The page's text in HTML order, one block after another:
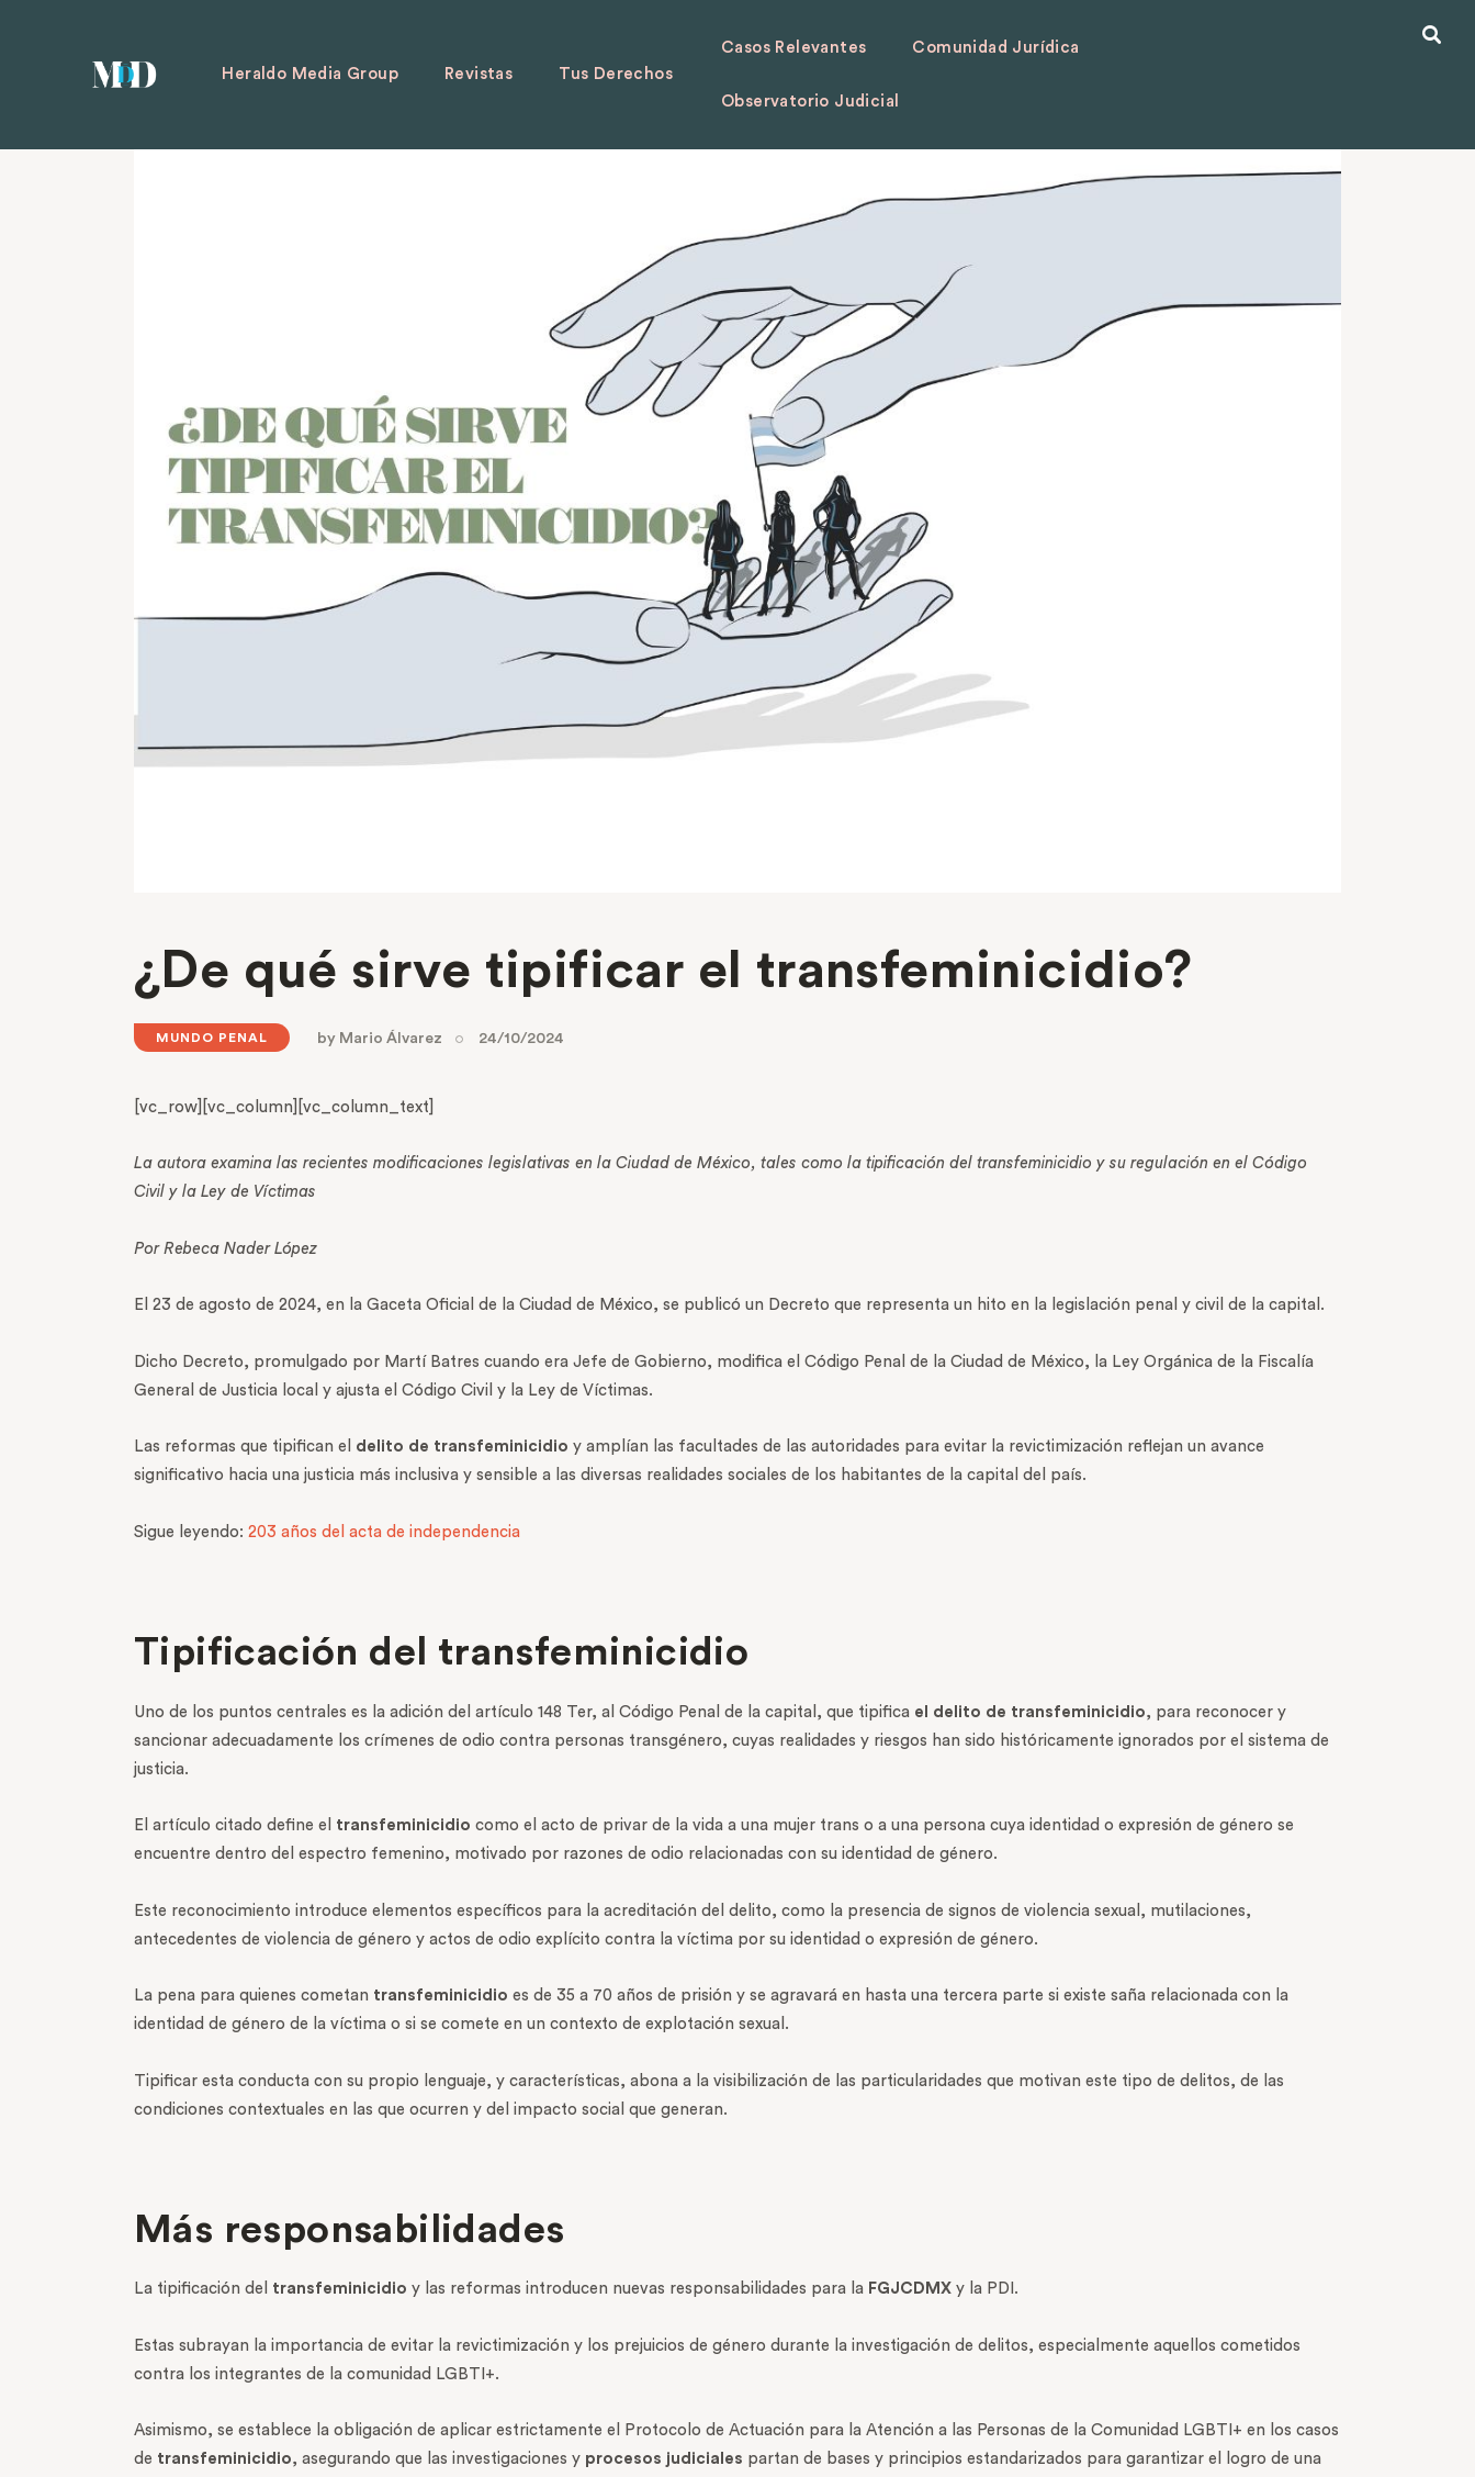
Heraldo Media Group Revistas Tus Derechos
Casos Relevantes Comunidad Jurídica
Observatorio Judicial
¿De qué sirve tipificar el transfeminicidio?
MUNDO PENAL by Mario Álvarez 24/10/2024
[vc_row][vc_column][vc_column_text]
La autora examina las recientes modificaciones legislativas en la Ciudad de México, tales como la tipificación del transfeminicidio y su regulación en el Código
Civil y la Ley de Víctimas
Por Rebeca Nader López
El 23 de agosto de 2024, en la Gaceta Oficial de la Ciudad de México, se publicó un Decreto que representa un hito en la legislación penal y civil de la capital.
Dicho Decreto, promulgado por Martí Batres cuando era Jefe de Gobierno, modifica el Código Penal de la Ciudad de México, la Ley Orgánica de la Fiscalía
General de Justicia local y ajusta el Código Civil y la Ley de Víctimas.
Las reformas que tipifican el delito de transfeminicidio y amplían las facultades de las autoridades para evitar la revictimización reflejan un avance
significativo hacia una justicia más inclusiva y sensible a las diversas realidades sociales de los habitantes de la capital del país.
Sigue leyendo: 203 años del acta de independencia
Tipificación del transfeminicidio
Uno de los puntos centrales es la adición del artículo 148 Ter, al Código Penal de la capital, que tipifica el delito de transfeminicidio, para reconocer y
sancionar adecuadamente los crímenes de odio contra personas transgénero, cuyas realidades y riesgos han sido históricamente ignorados por el sistema de
justicia.
El artículo citado define el transfeminicidio como el acto de privar de la vida a una mujer trans o a una persona cuya identidad o expresión de género se
encuentre dentro del espectro femenino, motivado por razones de odio relacionadas con su identidad de género.
Este reconocimiento introduce elementos específicos para la acreditación del delito, como la presencia de signos de violencia sexual, mutilaciones,
antecedentes de violencia de género y actos de odio explícito contra la víctima por su identidad o expresión de género.
La pena para quienes cometan transfeminicidio es de 35 a 70 años de prisión y se agravará en hasta una tercera parte si existe saña relacionada con la
identidad de género de la víctima o si se comete en un contexto de explotación sexual.
Tipificar esta conducta con su propio lenguaje, y características, abona a la visibilización de las particularidades que motivan este tipo de delitos, de las
condiciones contextuales en las que ocurren y del impacto social que generan.
Más responsabilidades
La tipificación del transfeminicidio y las reformas introducen nuevas responsabilidades para la FGJCDMX y la PDI.
Estas subrayan la importancia de evitar la revictimización y los prejuicios de género durante la investigación de delitos, especialmente aquellos cometidos
contra los integrantes de la comunidad LGBTI+.
Asimismo, se establece la obligación de aplicar estrictamente el Protocolo de Actuación para la Atención a las Personas de la Comunidad LGBTI+ en los casos
de transfeminicidio, asegurando que las investigaciones y procesos judiciales partan de bases y principios estandarizados para garantizar el logro de una